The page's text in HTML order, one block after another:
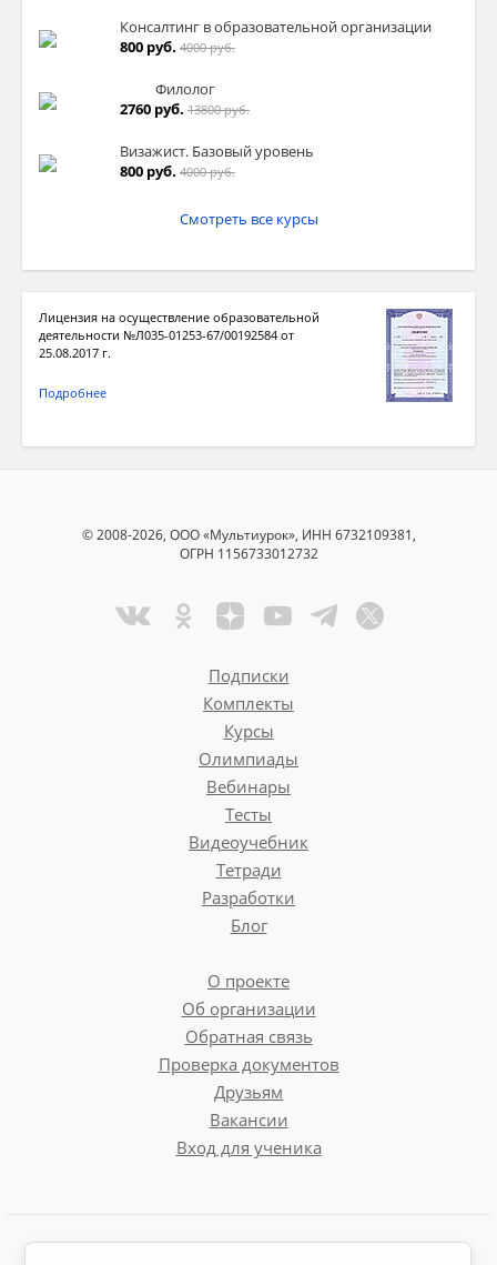
Консалтинг в образовательной организации
800 руб. 4000 руб.
Филолог
2760 руб. 13800 руб.
Визажист. Базовый уровень
800 руб. 4000 руб.
Смотреть все курсы
Лицензия на осуществление образовательной
деятельности №Л035-01253-67/00192584 от
25.08.2017 г.
Подробнее
© 2008-2026, ООО «Мультиурок», ИНН 6732109381,
ОГРН 1156733012732
Подписки
Комплекты
Курсы
Олимпиады
Вебинары
Тесты
Видеоучебник
Тетради
Разработки
Блог
О проекте
Об организации
Обратная связь
Проверка документов
Друзьям
Вакансии
Вход для ученика